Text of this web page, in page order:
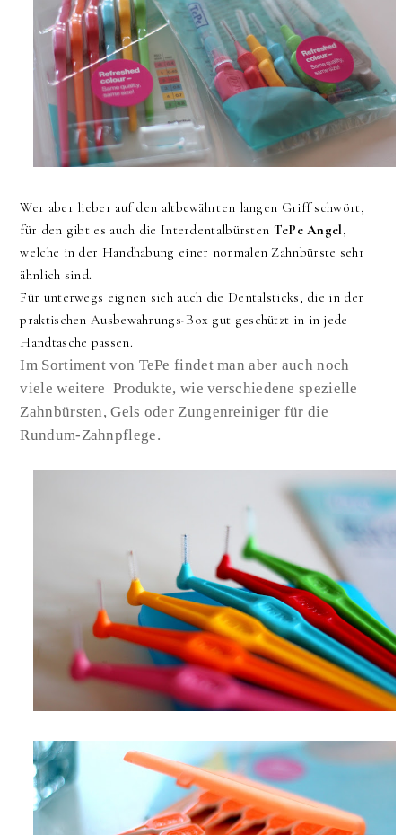
Wer aber lieber auf den altbewährten langen Griff schwört,
für den gibt es auch die Interdentalbürsten TePe Angel,
welche in der Handhabung einer normalen Zahnbürste sehr
ähnlich sind.
Für unterwegs eignen sich auch die Dentalsticks, die in der
praktischen Ausbewahrungs-Box gut geschützt in in jede
Handtasche passen.
Im Sortiment von TePe findet man aber auch noch
viele weitere Produkte, wie verschiedene spezielle
Zahnbürsten, Gels oder Zungenreiniger für die
Rundum-Zahnpflege.